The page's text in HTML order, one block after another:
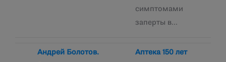
симптомами
заперты в…
Андрей Болотов.
Аптека 150 лет